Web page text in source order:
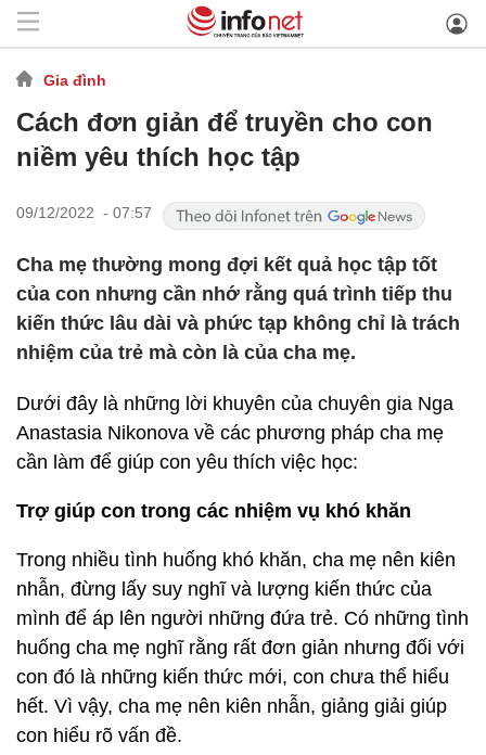
Gia đình
Cách đơn giản để truyền cho con
niềm yêu thích học tập
09/12/2022 - 07:57
Cha mẹ thường mong đợi kết quả học tập tốt
của con nhưng cần nhớ rằng quá trình tiếp thu
kiến thức lâu dài và phức tạp không chỉ là trách
nhiệm của trẻ mà còn là của cha mẹ.
Dưới đây là những lời khuyên của chuyên gia Nga
Anastasia Nikonova về các phương pháp cha mẹ
cần làm để giúp con yêu thích việc học:
Trợ giúp con trong các nhiệm vụ khó khăn
Trong nhiều tình huống khó khăn, cha mẹ nên kiên
nhẫn, đừng lấy suy nghĩ và lượng kiến thức của
mình để áp lên người những đứa trẻ. Có những tình
huống cha mẹ nghĩ rằng rất đơn giản nhưng đối với
con đó là những kiến thức mới, con chưa thể hiểu
hết. Vì vậy, cha mẹ nên kiên nhẫn, giảng giải giúp
con hiểu rõ vấn đề.